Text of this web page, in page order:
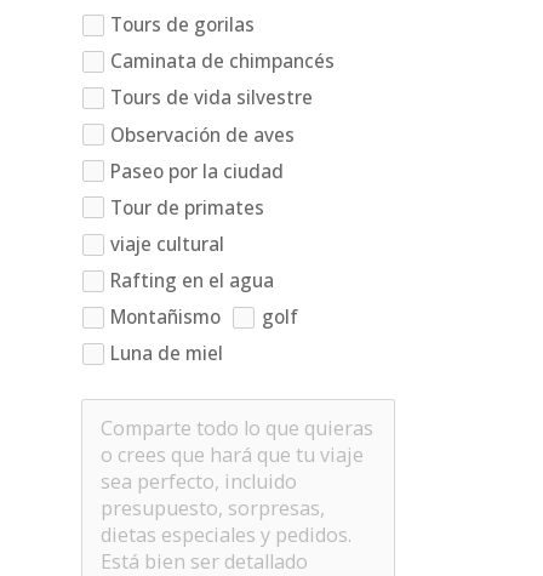
Tours de gorilas
Caminata de chimpancés
Tours de vida silvestre
Observación de aves
Paseo por la ciudad
Tour de primates
viaje cultural
Rafting en el agua
Montañismo
golf
Luna de miel